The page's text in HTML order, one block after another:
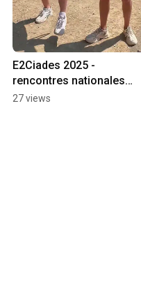
E2Ciades 2025 -
rencontres nationales
sportives et culturelles
27 views